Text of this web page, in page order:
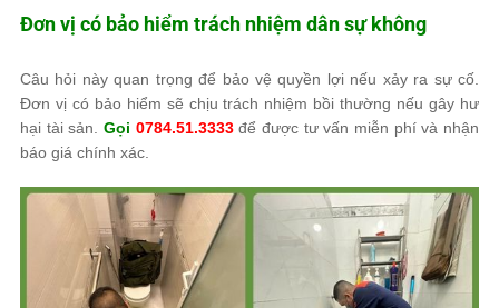
Đơn vị có bảo hiểm trách nhiệm dân sự không
Câu hỏi này quan trọng để bảo vệ quyền lợi nếu xảy ra sự cố.
Đơn vị có bảo hiểm sẽ chịu trách nhiệm bồi thường nếu gây hư
hại tài sản. Gọi 0784.51.3333để được tư vấn miễn phí và nhận
báo giá chính xác.